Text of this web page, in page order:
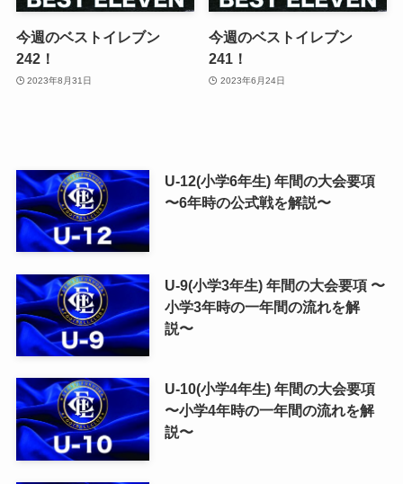
今週のベストイレブン
242！
2023年8月31日
今週のベストイレブン
241！
2023年6月24日
U-12(小学6年生) 年間の大会要項
〜6年時の公式戦を解説〜
U-9(小学3年生) 年間の大会要項 〜
小学3年時の一年間の流れを解
説〜
U-10(小学4年生) 年間の大会要項
〜小学4年時の一年間の流れを解
説〜